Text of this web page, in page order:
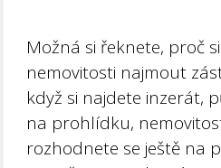
Možná si řeknete, proč
nemovitosti najmout
když si najdete inzerát,
na prohlídku,
rozhodnete se ještě na